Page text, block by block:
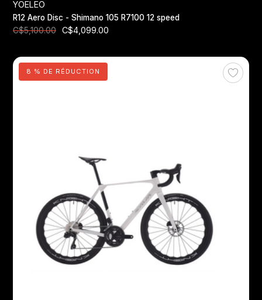
YOELEO
R12 Aero Disc - Shimano 105 R7100 12 speed
C$5,100.00
C$4,099.00
8 % DE RÉDUCTION